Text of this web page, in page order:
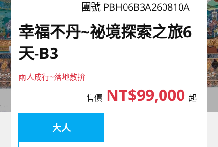
團號 PBH06B3A260810A
幸福不丹~祕境探索之旅6
天-B3
兩人成行~落地散拚
售價NT$99,000 起
大人